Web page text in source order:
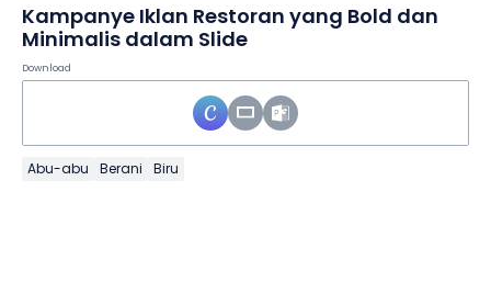
Kampanye Iklan Restoran yang Bold dan
Minimalis dalam Slide
Download
Abu-abu Berani Biru